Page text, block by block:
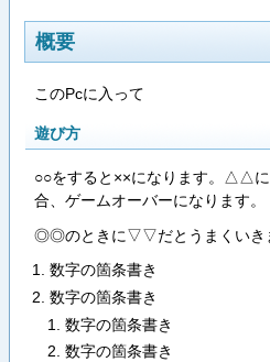
概要
このPcに入って
遊び方
○○をすると××になります。△△
合、ゲームオーバーになります。
◎◎のときに▽▽だとうまくいき
数字の箇条書き
数字の箇条書き
数字の箇条書き
数字の箇条書き